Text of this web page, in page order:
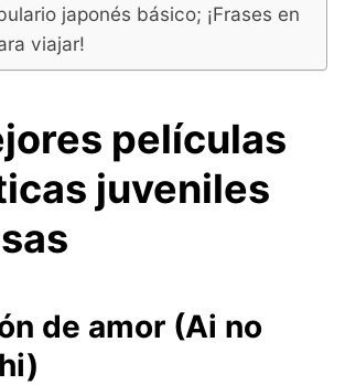
japonés básico; ¡Frases en
viajar!
películas
juveniles
de amor (Ai no